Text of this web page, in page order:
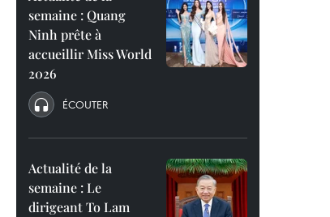
semaine : Quang
Ninh prête à
accueillir Miss World
2026
ÉCOUTER
Actualité de la
semaine : Le
dirigeant To Lam